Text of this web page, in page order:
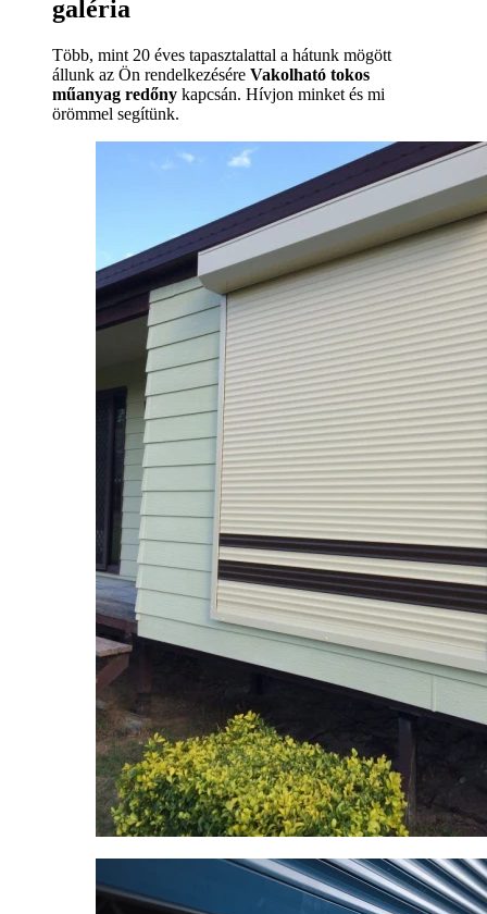
galéria
Több, mint 20 éves tapasztalattal a hátunk mögött
állunk az Ön rendelkezésére Vakolható tokos
műanyag redőny kapcsán. Hívjon minket és mi
örömmel segítünk.